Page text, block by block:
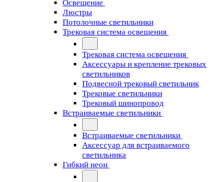
Освещение
Люстры
Потолочные светильники
Трековая система освещения
Трековая система освещения
Аксессуары и крепление трековых
светильников
Подвесной трековый светильник
Трековые светильники
Трековый шинопровод
Встраиваемые светильники
Встраиваемые светильники
Аксессуар для встраиваемого
светильника
Гибкий неон